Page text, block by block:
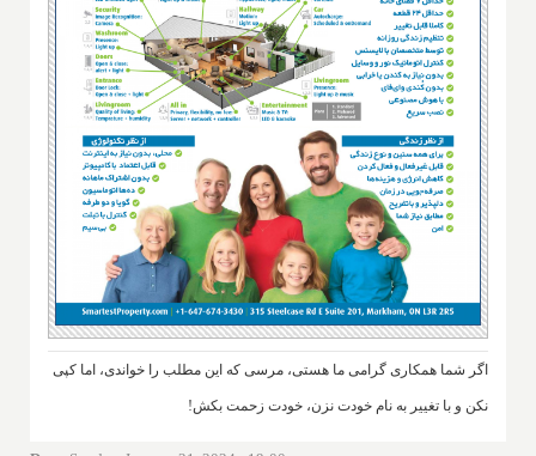
اگر شما همکاری گرامی ما هستی، مرسی که این مطلب را خواندی، اما کپی
نکن و با تغییر به نام خودت نزن، خودت زحمت بکش!